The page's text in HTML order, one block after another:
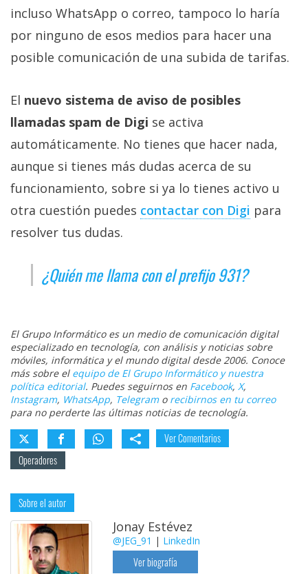
incluso WhatsApp o correo, tampoco lo haría
por ninguno de esos medios para hacer una
posible comunicación de una subida de tarifas.
El nuevo sistema de aviso de posibles
llamadas spam de Digi se activa
automáticamente. No tienes que hacer nada,
aunque si tienes más dudas acerca de su
funcionamiento, sobre si ya lo tienes activo u
otra cuestión puedes contactar con Digi‎ para
resolver tus dudas.
¿Quién me llama con el prefijo 931?
El Grupo Informático es un medio de comunicación digital
especializado en tecnología, con análisis y noticias sobre
móviles, informática y el mundo digital desde 2006. Conoce
más sobre el equipo de El Grupo Informático y nuestra
política editorial. Puedes seguirnos en Facebook, X,
Instagram, WhatsApp, Telegramo recibirnos en tu correo
para no perderte las últimas noticias de tecnología.
Ver Comentarios
Operadores
Sobre el autor
Jonay Estévez
@JEG_91 | LinkedIn
Ver biografía